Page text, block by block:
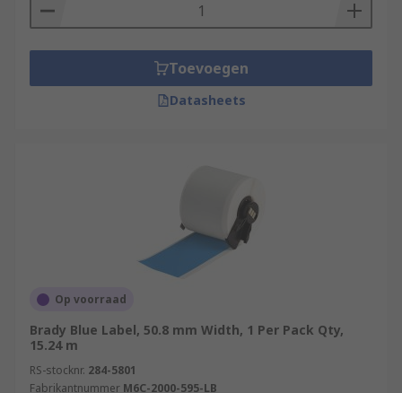
Toevoegen
Datasheets
Op voorraad
Brady Blue Label, 50.8 mm Width, 1 Per Pack Qty,
15.24 m
RS-stocknr. 284-5801
Fabrikantnummer M6C-2000-595-LB